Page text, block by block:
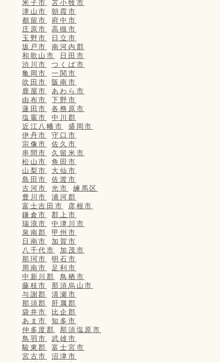
米子市
苫小牧市
津山市
朝霞市
都留市
府中市
庄原市
高槻市
玉野市
日立市
坂戸市
南河内郡
和歌山市
日田市
渋川市
つくば市
亀岡市
一関市
吹田市
阪南市
鹿屋市
あわら市
由布市
下野市
蓮田市
各務原市
塩竈市
中川郡
近江八幡市
盛岡市
伊丹市
守口市
宗像市
佐久市
串間市
久留米市
松山市
角田市
山梨市
大仙市
島田市
佐渡市
古河市
光市
練馬区
豊川市
浦河郡
富士吉田市
彦根市
鎌倉市
郡上市
瑞浪市
中津川市
泉南郡
甲州市
日南市
加賀市
八千代市
加茂市
那珂市
明石市
周南市
足利市
中新川郡
鳥栖市
藤枝市
那須烏山市
与謝郡
清瀬市
那須郡
肝属郡
袋井市
比企郡
あま市
知多市
仲多度郡
那須塩原市
鳥羽市
武雄市
駿東郡
富士宮市
宮古市
沼津市